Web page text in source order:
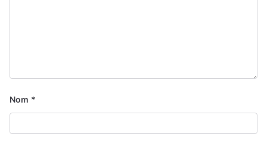
Nom *